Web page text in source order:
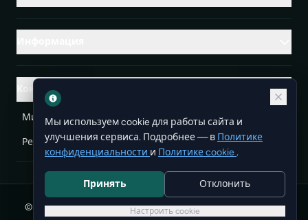
Контакты
Михаленко Руслан Леонидович, УНП ЕА3732804
Республика Беларусь info@doit.by
© 2026 DoIt — бесплатные объявления в Беларуси. Все
Мы используем cookie для работы сайта и
улучшения сервиса. Подробнее — в Политике
конфиденциальности и Политике cookie.
Принять Отклонить
Настроить cookie